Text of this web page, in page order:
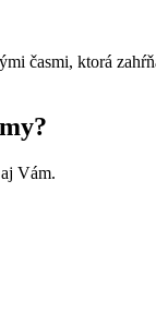
časmi, ktorá
Vám.